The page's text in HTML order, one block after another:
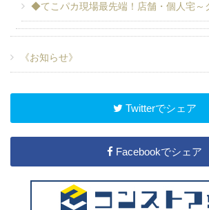
◆てこパカ現場最先端！店舗・個人宅～
《お知らせ》
Twitterでシェア
Facebookでシェア